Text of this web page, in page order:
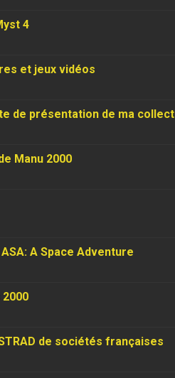
4
et jeux vidéos
de présentation de ma
Manu 2000
A Space Adventure
de sociétés françaises